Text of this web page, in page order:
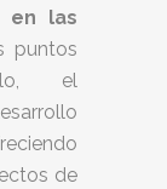
en las
puntos
el
de